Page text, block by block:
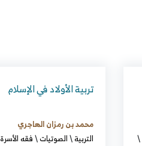
\
تربية الأولاد في الإسلام
محمد بن رمزان الهاجري
التربية\الصوتيات\فقه الأسرة